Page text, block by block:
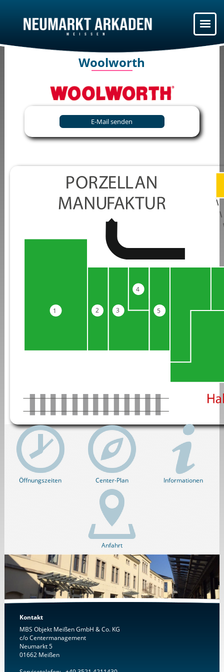
Woolworth
E-Mail senden
5
3
4
2
1
Öffnungszeiten Center-Plan Informationen
Anfahrt
Kontakt
MBS Objekt Meißen GmbH & Co. KG
c/o Centermanagement
Neumarkt 5
01662 Meißen